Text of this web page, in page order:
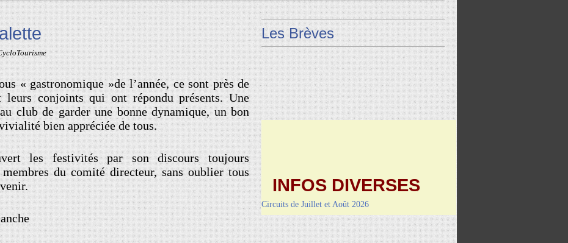
« gastronomique »de l’année, ce sont près de
leurs conjoints qui ont répondu présents. Une
club de garder une bonne dynamique, un bon
bien appréciée de tous.
les festivités par son discours toujours
du comité directeur, sans oublier tous
Les Brèves
INFOS DIVERSES
Dimanche 9 août : Vayrac (L'Uxel'lotoise)
Vendredi 4 septembre-RANDO/REPASde Montcuq